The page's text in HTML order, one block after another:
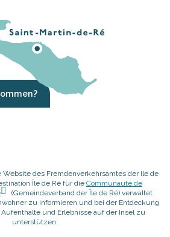
Website des Fremdenverkehrsamtes der Ile de
Île de Ré für die Communauté de
(Gemeindeverband der Île de Ré) verwaltet
zu informieren und bei der Entdeckung
und Erlebnisse auf der Insel zu
unterstützen.